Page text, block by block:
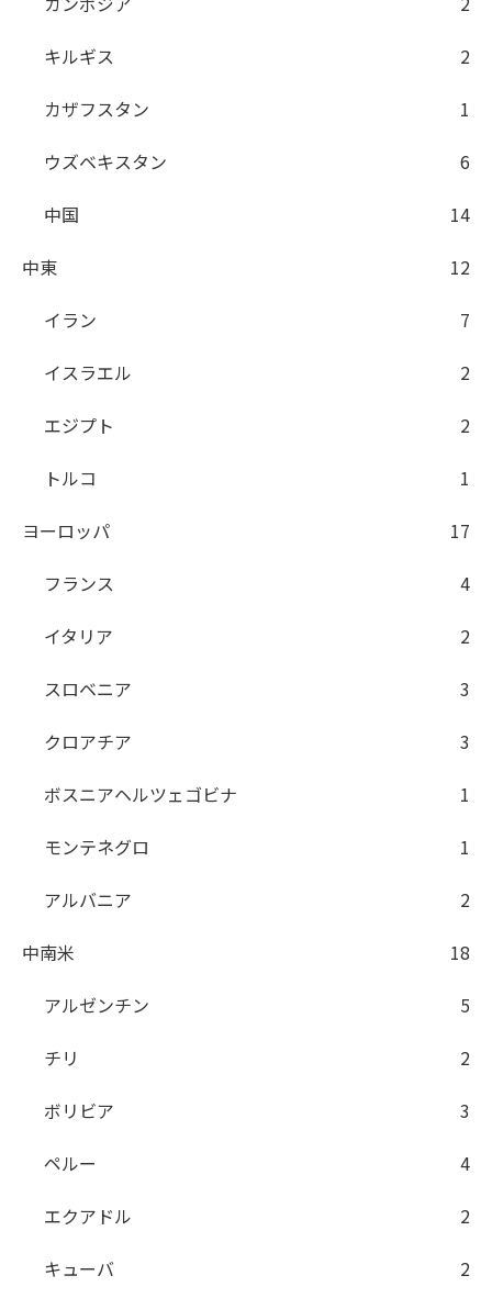
キルギス
2
カザフスタン
1
ウズベキスタン
6
中国
14
中東
12
イラン
7
イスラエル
2
エジプト
2
トルコ
1
ヨーロッパ
17
フランス
4
イタリア
2
スロベニア
3
クロアチア
3
ボスニアヘルツェゴビナ
1
モンテネグロ
1
アルバニア
2
中南米
18
アルゼンチン
5
チリ
2
ボリビア
3
ペルー
4
エクアドル
2
キューバ
2